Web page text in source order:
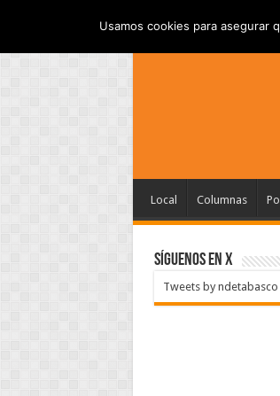
Local Columnas
SÍGUENOS EN X
Tweets by ndetabasco
Usamos cookies para asegurar